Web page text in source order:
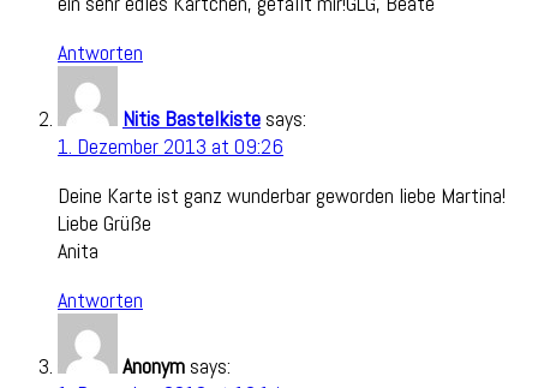
Antworten
Nitis Bastelkiste says:
1. Dezember 2013 at 09:26
Deine Karte ist ganz wunderbar geworden liebe Martina!
Liebe Grüße
Anita
Antworten
Anonym says: